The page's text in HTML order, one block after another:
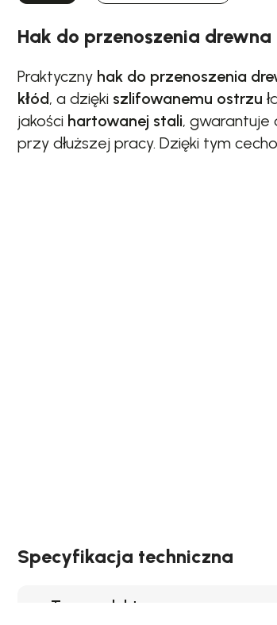
Hak do przenoszenia drewna
Praktyczny hak do przenoszenia
kłód, a dzięki szlifowanemu ostrzu
jakości hartowanej stali, gwarantuje
przy dłuższej pracy. Dzięki tym
Specyfikacja techniczna
Typ produktu: